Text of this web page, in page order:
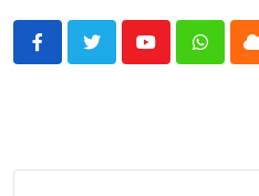
Youtube